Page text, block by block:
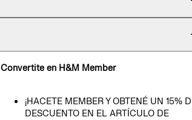
Convertite en H&M Member
¡HACETE MEMBER Y OBTENÉ UN 15%
DESCUENTO EN EL ARTÍCULO DE